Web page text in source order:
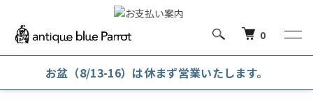
0
お盆（8/13-16）は休まず営業いたします。
和陶磁器 向付・なます皿